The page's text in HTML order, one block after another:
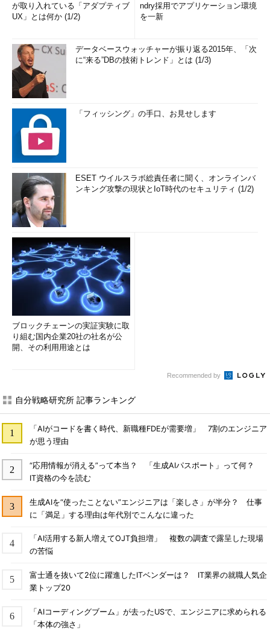
が取り入れている「アダプティブ
UX」とは何か (1/2)
ndry採用でアプリケーション環境
を一新
データベースウォッチャーが振り返る2015年、「次
に“来る”DBの技術トレンド」とは (1/3)
「フィッシング」の手口、お見せします
ESET ウイルスラボ総責任者に聞く、オンラインバ
ンキング攻撃の現状とIoT時代のセキュリティ (1/2)
ブロックチェーンの実証実験に取
り組む国内企業20社の社名が公
開、その利用用途とは
Recommended by
自分戦略研究所 記事ランキング
「AIがコードを書く時代、新職種FDEが需要増」 7割のエンジニア
が思う理由
“応用情報が消える”って本当？ 「生成AIパスポート」って何？
IT資格の今を読む
生成AIを“使ったことない”エンジニアは「楽しさ」が半分？ 仕事
に「満足」する理由は年代別でこんなに違った
「AI活用する新人増えてOJT負担増」 複数の調査で露呈した現場
の苦悩
富士通を抜いて2位に躍進したITベンダーは？ IT業界の就職人気企
業トップ20
「AIコーディングブーム」が去ったUSで、エンジニアに求められる
「本体の強さ」